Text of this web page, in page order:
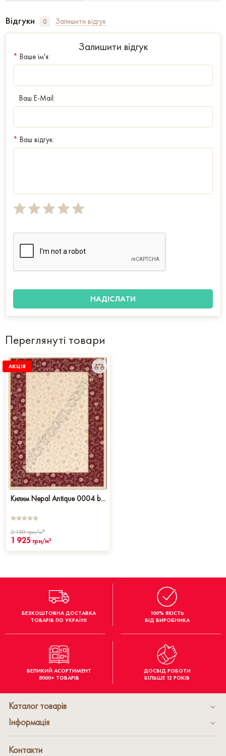
Відгуки 0 Залишити відгук
Залишити відгук
* Ваше ім'я:
Ваш E-Mail:
* Ваш відгук:
Переглянуті товари
АКЦІЯ
Килим Nepal Antique 0004 b...
2 150грн/м2
1 925 грн/м2
БЕЗКОШТОВНА ДОСТАВКА
ТОВАРІВ ПО УКРАЇНІ
100% ЯКІСТЬ
ВІД ВИРОБНИКА
ВЕЛИКИЙ АСОРТИМЕНТ
8000+ ТОВАРІВ
ДОСВІД РОБОТИ
БІЛЬШЕ 12 РОКІВ
Каталог товарів
Інформація
Контакти